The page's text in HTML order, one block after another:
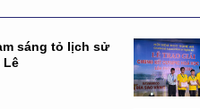
sáng tỏ lịch sử
Lê